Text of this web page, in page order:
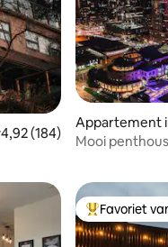
beoordeling
4,92 (184)
Appartement
Mooi
Topfavoriet
Favoriet